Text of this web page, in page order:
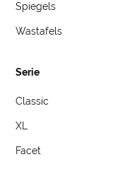
Spiegels
Wastafels
Serie
Classic
XL
Facet